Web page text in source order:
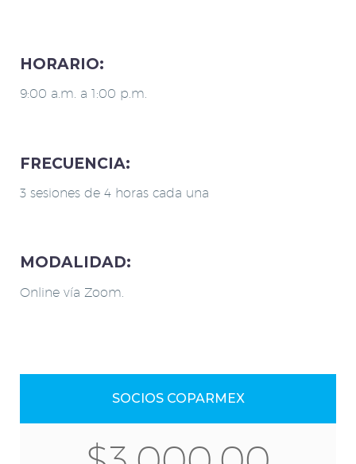
HORARIO:
9:00 a.m. a 1:00 p.m.
FRECUENCIA:
3 sesiones de 4 horas cada una
MODALIDAD:
Online vía Zoom.
SOCIOS COPARMEX